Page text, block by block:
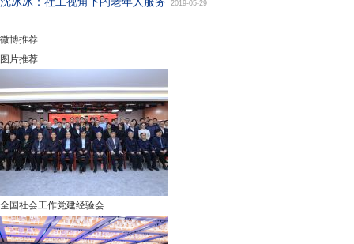
2019-05-29
微博推荐
图片推荐
全国社会工作党建经验会